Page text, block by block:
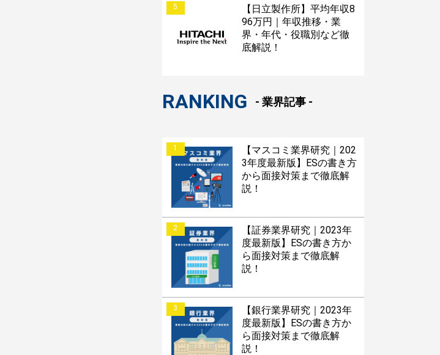
5
【日立製作所】平均年収8
96万円｜年収推移・業
界・年代・役職別など徹
底解説！
RANKING - 業界記事 -
1
【マスコミ業界研究｜202
3年度最新版】ESの書き方
から面接対策まで徹底解
説！
2
【証券業界研究｜2023年
度最新版】ESの書き方か
ら面接対策まで徹底解
説！
3
【銀行業界研究｜2023年
度最新版】ESの書き方か
ら面接対策まで徹底解
説！